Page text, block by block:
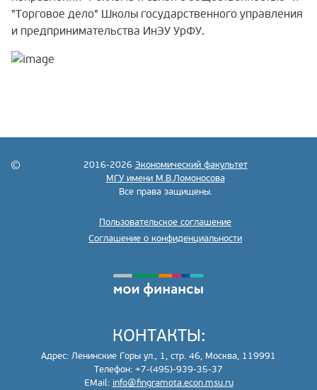
"Торговое дело" Школы государственного управления
и предпринимательства ИнЭУ УрФУ.
2016-2026 Экономический факультет
МГУ имени М.В.Ломоносова
Все права защищены.
Пользовательское соглашение
Соглашение о конфиденциальности
КОНТАКТЫ:
Адрес: Ленинские Горы ул., 1, стр. 46, Москва, 119991
Телефон: +7-(495)-939-35-37
EMail: info@fingramota.econ.msu.ru